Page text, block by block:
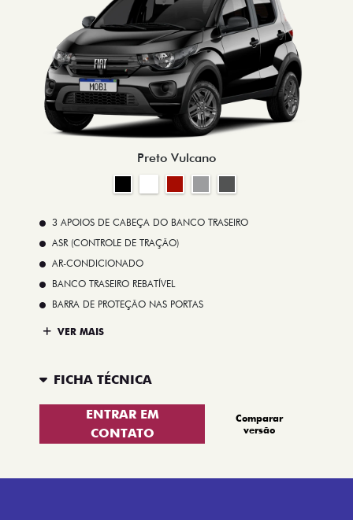
Preto Vulcano
3 APOIOS DE CABEÇA DO BANCO TRASEIRO
ASR (CONTROLE DE TRAÇÃO)
AR-CONDICIONADO
BANCO TRASEIRO REBATÍVEL
BARRA DE PROTEÇÃO NAS PORTAS
VER MAIS
FICHA TÉCNICA
ENTRAR EM
CONTATO
Comparar
versão